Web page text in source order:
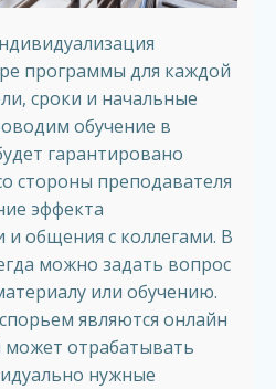
программы для каждой
сроки и начальные
обучение в
гарантировано
стороны преподавателя
эффекта
и общения с коллегами. В
можно задать вопрос
или обучению.
являются онлайн
может отрабатывать
нужные